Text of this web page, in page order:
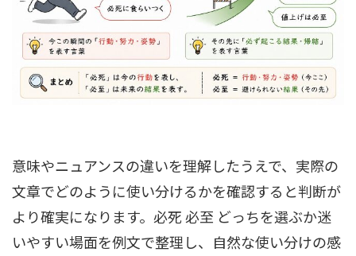
意味やニュアンスの違いを理解したうえで、実際の
文章でどのように使い分けるかを確認すると判断が
より確実になります。必死 必至 どっちを選ぶか迷
いやすい場面を例文で整理し、自然な使い分けの感